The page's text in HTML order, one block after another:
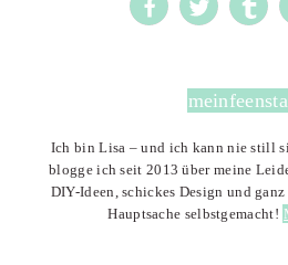
Ich bin Lisa – und ich kann nie still
blogge ich seit 2013 über meine
DIY-Ideen, schickes Design und
Hauptsache selbstgemacht!